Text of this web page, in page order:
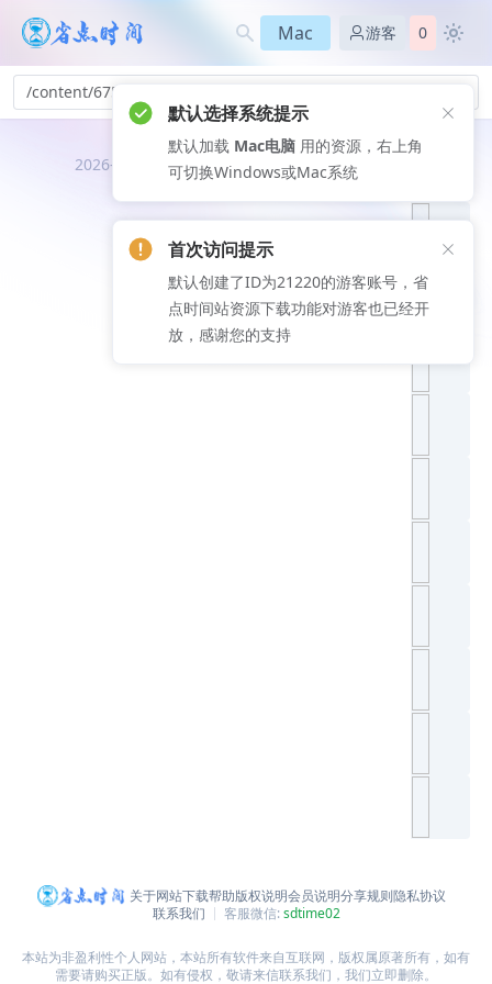
Mac 游客 0
/content/675
2026-08-08
推荐文
关于网站下载帮助版权说明会员说明分享规则隐私协议
联系我们
客服微信:sdtime02
本站为非盈利性个人网站，本站所有软件来自互联网，版权属原著所有，如有
需要请购买正版。如有侵权，敬请来信联系我们，我们立即删除。
默认选择系统提示
默认加载 Mac电脑 用的资源，右上角
可切换Windows或Mac系统
首次访问提示
默认创建了ID为21220的游客账号，省
点时间站资源下载功能对游客也已经开
放，感谢您的支持